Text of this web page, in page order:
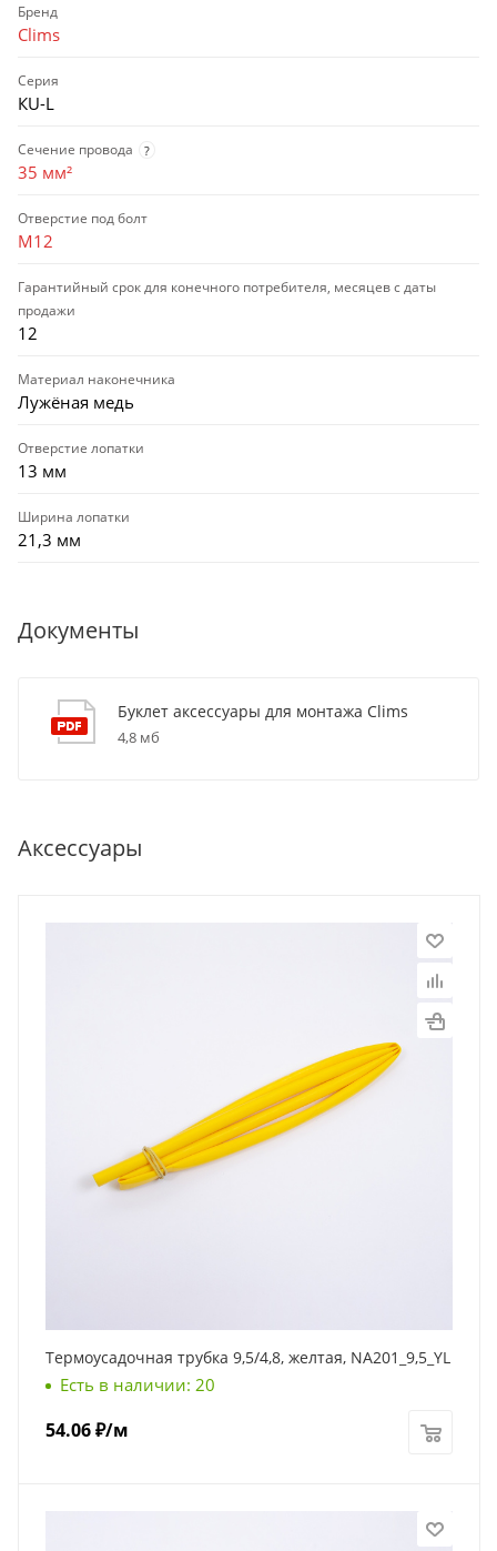
Бренд
Clims
Серия
КU-L
Сечение провода ?
35 мм²
Отверстие под болт
M12
Гарантийный срок для конечного потребителя, месяцев с даты
продажи
12
Материал наконечника
Лужёная медь
Отверстие лопатки
13 мм
Ширина лопатки
21,3 мм
Документы
Буклет аксессуары для монтажа Clims
4,8 мб
Аксессуары
Термоусадочная трубка 9,5/4,8, желтая, NA201_9,5_YL
Есть в наличии: 20
54.06₽/м